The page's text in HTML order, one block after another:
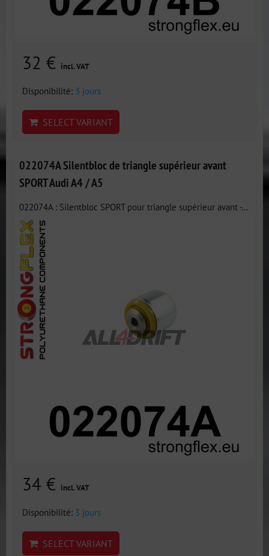
32 € incl. VAT
Disponibilité: 3 jours
SELECT VARIANT
022074A Silentbloc de triangle supérieur avant
SPORT Audi A4 / A5
022074A : Silentbloc SPORT pour triangle supérieur avant -...
34 € incl. VAT
Disponibilité: 3 jours
SELECT VARIANT